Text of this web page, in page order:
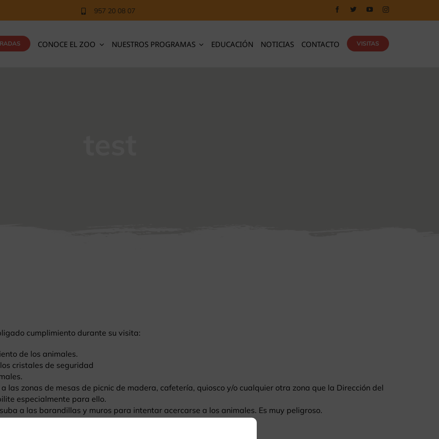
957 20 08 07
CONOCE EL ZOO NUESTROS PROGRAMAS EDUCACIÓN NOTICIAS CONTACTO VISITAS
cumplimiento durante su visita:
de los animales.
cristales de seguridad
las zonas de mesas de picnic de madera, cafetería, quiosco y/o cualquier otra zona que la Dirección del
especialmente para ello.
a las barandillas y muros para intentar acercarse a los animales. Es muy peligroso.
ajardinadas.